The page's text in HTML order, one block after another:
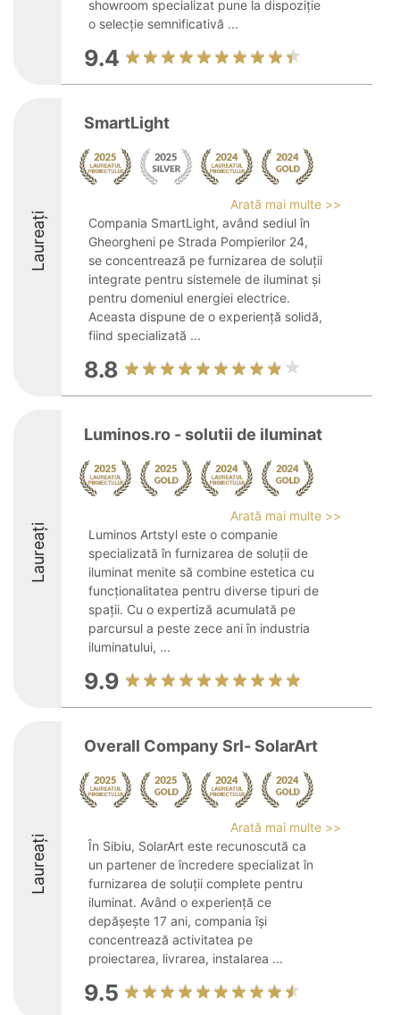
showroom specializat pune la dispoziție
o selecție semnificativă ...
9.4
Laureați
SmartLight
Arată mai multe >>
Compania SmartLight, având sediul în
Gheorgheni pe Strada Pompierilor 24,
se concentrează pe furnizarea de soluții
integrate pentru sistemele de iluminat și
pentru domeniul energiei electrice.
Aceasta dispune de o experiență solidă,
fiind specializată ...
8.8
Laureați
Luminos.ro - solutii de iluminat
Arată mai multe >>
Luminos Artstyl este o companie
specializată în furnizarea de soluții de
iluminat menite să combine estetica cu
funcționalitatea pentru diverse tipuri de
spații. Cu o expertiză acumulată pe
parcursul a peste zece ani în industria
iluminatului, ...
9.9
Laureați
Overall Company Srl- SolarArt
Arată mai multe >>
În Sibiu, SolarArt este recunoscută ca
un partener de încredere specializat în
furnizarea de soluții complete pentru
iluminat. Având o experiență ce
depășește 17 ani, compania își
concentrează activitatea pe
proiectarea, livrarea, instalarea ...
9.5